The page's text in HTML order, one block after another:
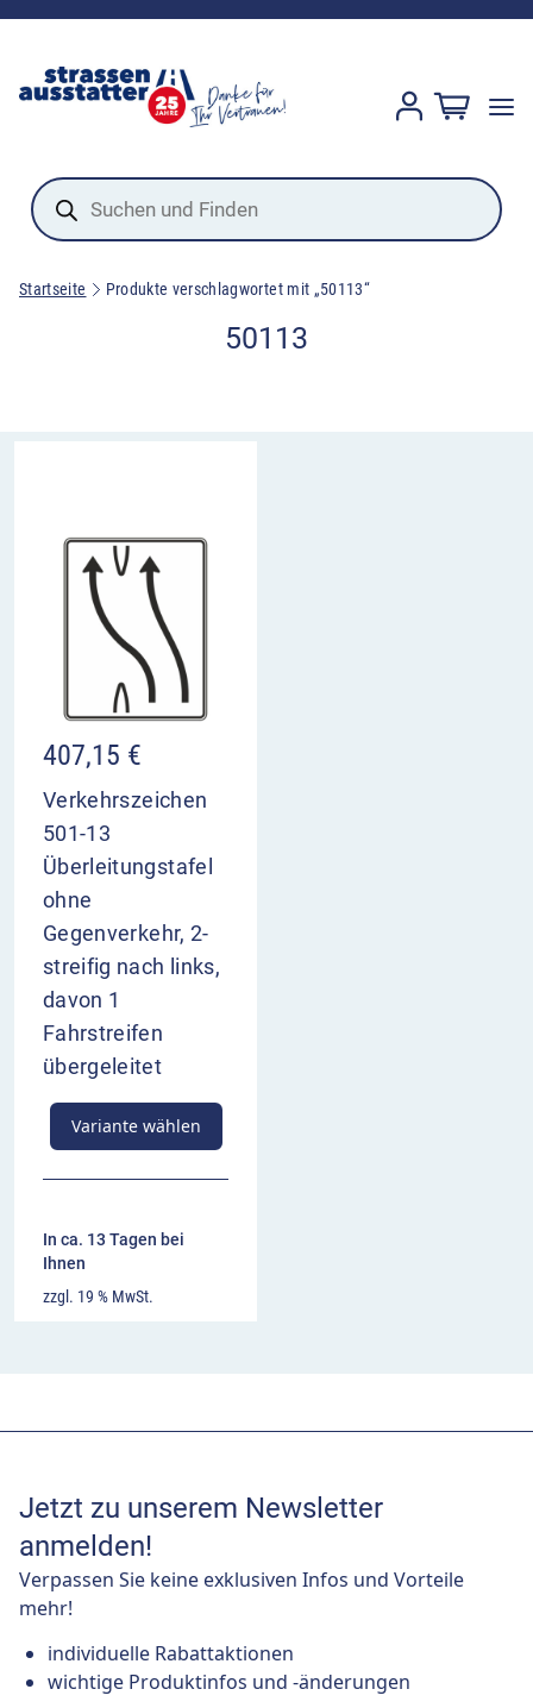
Products
search
Startseite Produkte verschlagwortet mit „50113“
50113
407,15 €
Verkehrszeichen
501-13
Überleitungstafel
ohne
Gegenverkehr, 2-
streifig nach links,
davon 1
Fahrstreifen
übergeleitet
Variante wählen
In ca. 13 Tagen bei
Ihnen
zzgl. 19 % MwSt.
Jetzt zu unserem Newsletter
anmelden!
Verpassen Sie keine exklusiven Infos und Vorteile
mehr!
individuelle Rabattaktionen
wichtige Produktinfos und -änderungen